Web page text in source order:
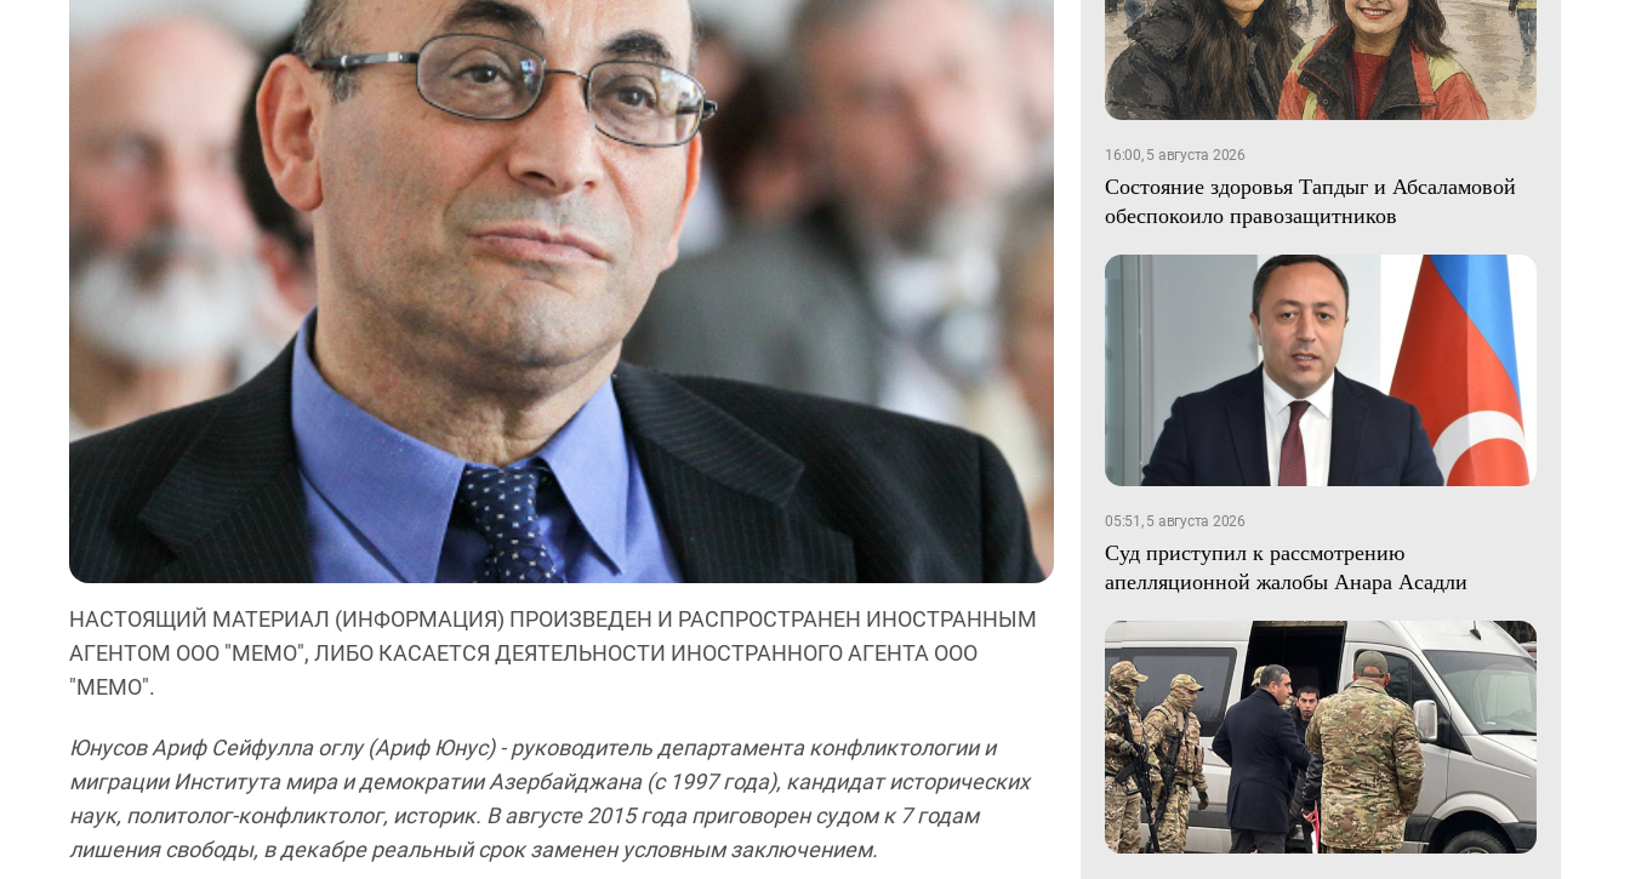
НАСТОЯЩИЙ МАТЕРИАЛ (ИНФОРМАЦИЯ) ПРОИЗВЕДЕН И РАСПРОСТРАНЕН ИНОСТРАННЫМ
АГЕНТОМ ООО "МЕМО", ЛИБО КАСАЕТСЯ ДЕЯТЕЛЬНОСТИ ИНОСТРАННОГО АГЕНТА ООО
"МЕМО".
Юнусов Ариф Сейфулла оглу (Ариф Юнус) - руководитель департамента конфликтологии и
миграции Института мира и демократии Азербайджана (с 1997 года), кандидат исторических
наук, политолог-конфликтолог, историк. В августе 2015 года приговорен судом к 7 годам
лишения свободы, в декабре реальный срок заменен условным заключением.
16:00, 5 августа 2026
Состояние здоровья Тапдыг и Абсаламовой
обеспокоило правозащитников
05:51, 5 августа 2026
Суд приступил к рассмотрению
апелляционной жалобы Анара Асадли